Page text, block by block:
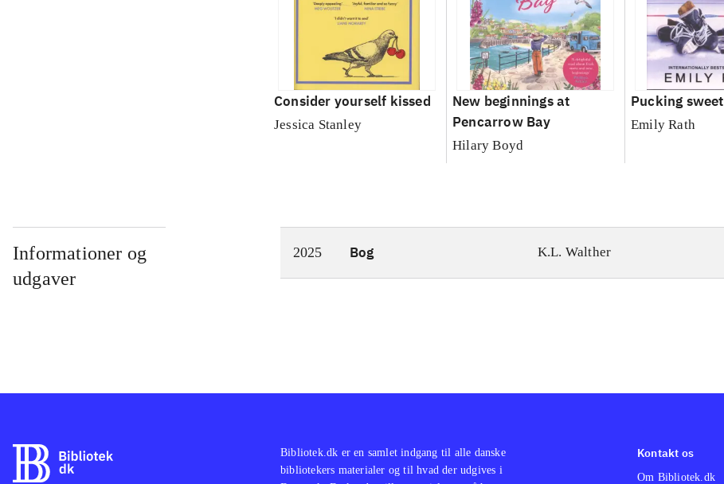
Consider yourself kissed
Jessica Stanley
New beginnings at
Pencarrow Bay
Hilary Boyd
Pucking sweet
Emily Rath
Informationer og
udgaver
2025 Bog K.L. Walther
Bibliotek.dk er en samlet indgang til alle danske
bibliotekers materialer og til hvad der udgives i
Kontakt os
Om Bibliotek.dk